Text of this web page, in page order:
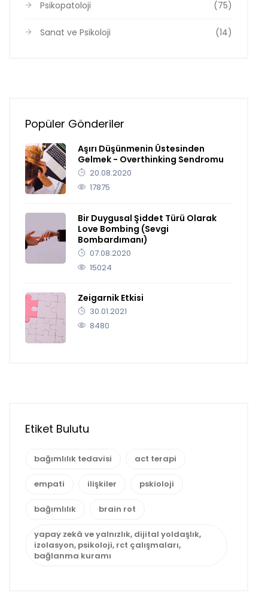
Psikopatoloji (75)
Sanat ve Psikoloji (14)
Popüler Gönderiler
Aşırı Düşünmenin Üstesinden
Gelmek - Overthinking Sendromu
20.08.2020
17875
Bir Duygusal Şiddet Türü Olarak
Love Bombing (Sevgi
Bombardımanı)
07.08.2020
15024
Zeigarnik Etkisi
30.01.2021
8480
Etiket Bulutu
bağımlılık tedavisi act terapi
empati ilişkiler pskioloji
bağımlılık brain rot
yapay zekâ ve yalnızlık, dijital yoldaşlık,
izolasyon, psikoloji, rct çalışmaları,
bağlanma kuramı